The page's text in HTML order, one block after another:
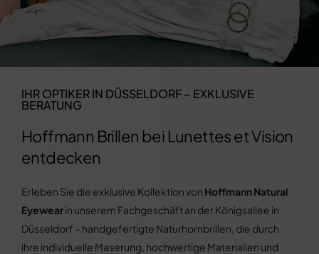
IHR OPTIKER IN DÜSSELDORF – EXKLUSIVE
BERATUNG
Hoffmann Brillen bei Lunettes et Vision
entdecken
Erleben Sie die exklusive Kollektion von Hoffmann Natural
Eyewearin unserem Fachgeschäft an der Königsallee in
Düsseldorf – handgefertigte Naturhornbrillen, die durch
ihre individuelle Maserung, hochwertige Materialien und